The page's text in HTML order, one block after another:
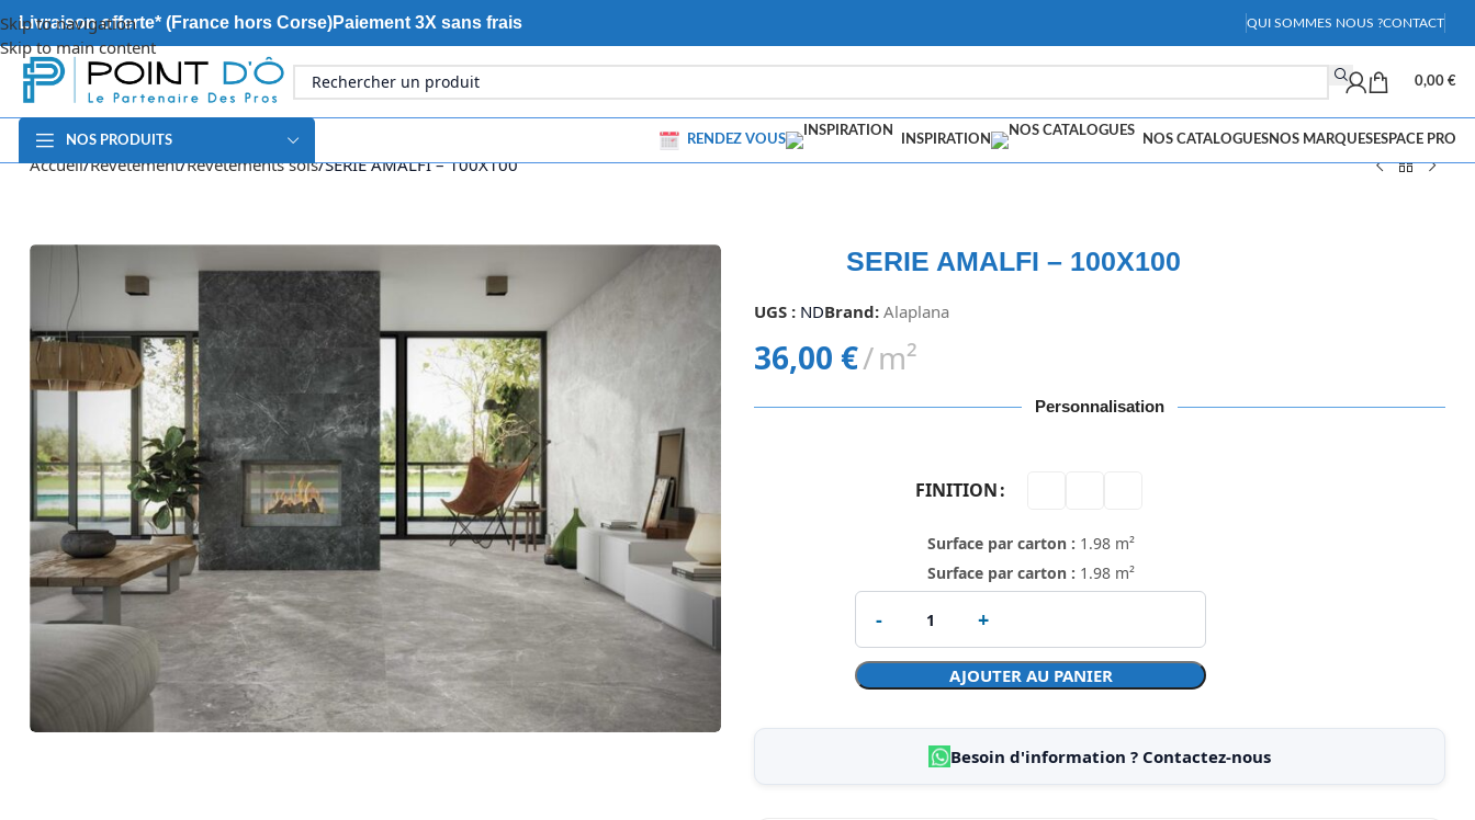
Skip to navigation
Skip to main content
Livraison offerte* (France hors Corse)Paiement 3X sans frais QUI SOMMES NOUS ?CONTACT
0,00 €
NOS PRODUITS RENDEZ VOUS INSPIRATION NOS CATALOGUESNOS MARQUESESPACE PRO
Accueil Revêtement Revêtements sols SERIE AMALFI – 100X100
SERIE AMALFI – 100X100
UGS : NDBrand: Alaplana
36,00 € m²
Personnalisation
FINITION
Surface par carton : 1.98 m²
Surface par carton : 1.98 m²
AJOUTER AU PANIER
Besoin d'information ? Contactez-nous